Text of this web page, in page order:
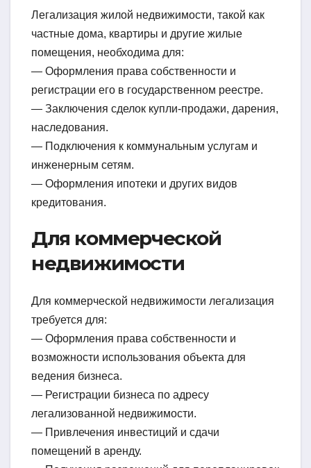
Легализация жилой недвижимости, такой как
частные дома, квартиры и другие жилые
помещения, необходима для:
— Оформления права собственности и
регистрации его в государственном реестре.
— Заключения сделок купли-продажи, дарения,
наследования.
— Подключения к коммунальным услугам и
инженерным сетям.
— Оформления ипотеки и других видов
кредитования.
Для коммерческой
недвижимости
Для коммерческой недвижимости легализация
требуется для:
— Оформления права собственности и
возможности использования объекта для
ведения бизнеса.
— Регистрации бизнеса по адресу
легализованной недвижимости.
— Привлечения инвестиций и сдачи
помещений в аренду.